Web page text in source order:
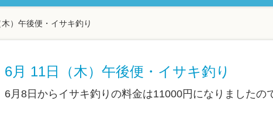
）午後便・イサキ釣り
6月 11日（木）午後便・イサキ釣り
6月8日からイサキ釣りの料金は11000円になりましたの